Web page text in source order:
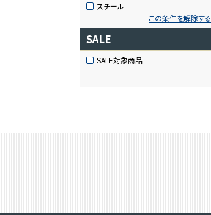
スチール
この条件を解除する
SALE
SALE対象商品